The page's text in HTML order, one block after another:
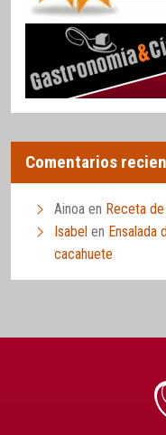
Comentarios
Ainoa en Receta
Isabel en Ensalada
cacahuete